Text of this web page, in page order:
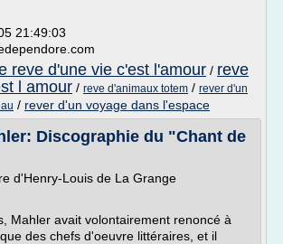
21:49:03
reve d'une vie c'est l'amour / reve
l amour / reve d'animaux totem / rever d'un
/ rever d'un voyage dans l'espace
Discographie du "Chant de
d'Henry-Louis de La Grange
Mahler avait volontairement renoncé à
des chefs d'oeuvre littéraires, et il